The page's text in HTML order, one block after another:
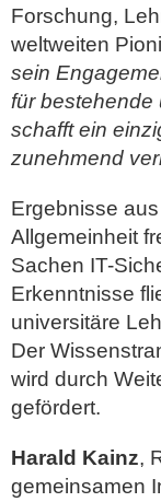
Forschung,
weltweiten
sein
für bestehende
schafft ein
zunehmend
Ergebnisse
Allgemeinheit
Sachen IT-
Erkenntnisse
universitäre
Der
wird durch
gefördert.
Harald Kainz,
gemeinsamen